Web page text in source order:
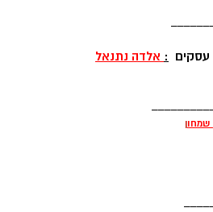
עסקים : אלדה נתנאל
שמחון